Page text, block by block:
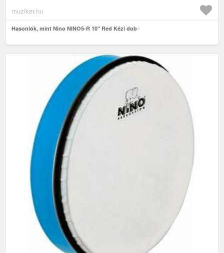
muziker.hu
Hasonlók, mint Nino NINO5-R 10" Red Kézi dob